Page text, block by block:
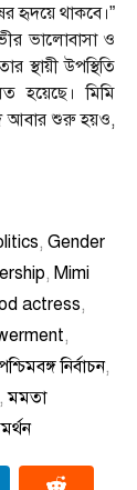
হৃদয়ে থাকবে।”
ভালোবাসা ও
স্থায়ী উপস্থিতি
হয়েছে। মিমি
আবার শুরু হয়ও,
, Gender
, Mimi
actress,
,
নির্বাচন,
,মমতা